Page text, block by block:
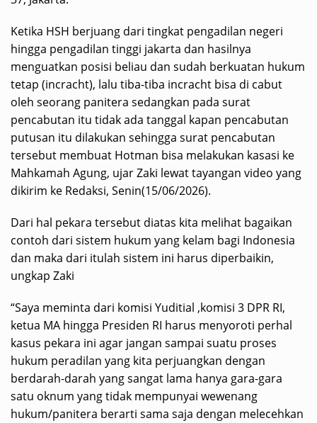
Ketika HSH berjuang dari tingkat pengadilan negeri
hingga pengadilan tinggi jakarta dan hasilnya
menguatkan posisi beliau dan sudah berkuatan hukum
tetap (incracht), lalu tiba-tiba incracht bisa di cabut
oleh seorang panitera sedangkan pada surat
pencabutan itu tidak ada tanggal kapan pencabutan
putusan itu dilakukan sehingga surat pencabutan
tersebut membuat Hotman bisa melakukan kasasi ke
Mahkamah Agung, ujar Zaki lewat tayangan video yang
dikirim ke Redaksi, Senin(15/06/2026).
Dari hal pekara tersebut diatas kita melihat bagaikan
contoh dari sistem hukum yang kelam bagi Indonesia
dan maka dari itulah sistem ini harus diperbaikin,
ungkap Zaki
“Saya meminta dari komisi Yuditial ,komisi 3 DPR RI,
ketua MA hingga Presiden RI harus menyoroti perhal
kasus pekara ini agar jangan sampai suatu proses
hukum peradilan yang kita perjuangkan dengan
berdarah-darah yang sangat lama hanya gara-gara
satu oknum yang tidak mempunyai wewenang
hukum/panitera berarti sama saja dengan melecehkan